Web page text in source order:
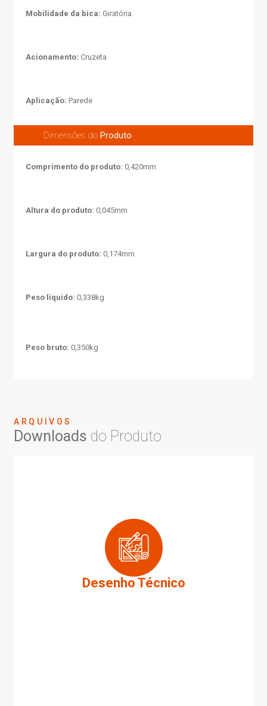
Mobilidade da bica: Giratória
Acionamento: Cruzeta
Aplicação: Parede
Dimensões doProduto
Comprimento do produto: 0,420mm
Altura do produto: 0,045mm
Largura do produto: 0,174mm
Peso líquido: 0,338kg
Peso bruto: 0,350kg
ARQUIVOS
Downloads do Produto
Desenho Técnico